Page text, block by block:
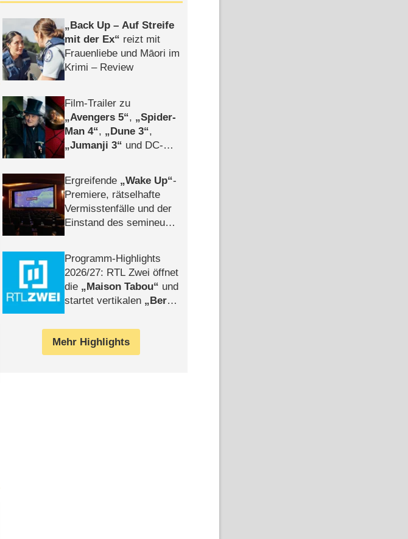
Back Up – Auf Streife
mit der Ex
reizt mit
Frauenliebe und Māori im
Krimi – Review
Film-Trailer zu
Avengers 5 ,
Spider-
Man 4 , Dune 3 ,
Jumanji 3
und DC-
Ergreifende
Wake Up -
Premiere, rätselhafte
Vermisstenfälle und der
Einstand des semineuen
Programm-Highlights
2026/​27: RTL Zwei öffnet
die
Maison Tabou
und
startet vertikalen
Berlin
Mehr Highlights